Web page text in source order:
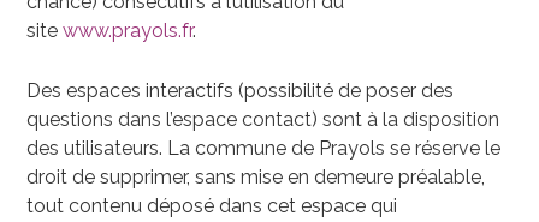
sitewww.prayols.fr.
Des espaces interactifs (possibilité de poser des
questions dans l’espace contact) sont à la disposition
des utilisateurs. La commune de Prayols se réserve le
droit de supprimer, sans mise en demeure préalable,
tout contenu déposé dans cet espace qui